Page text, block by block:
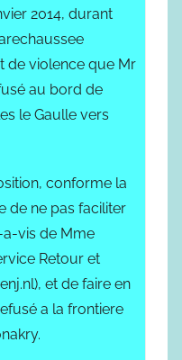
2014, durant
de violence que Mr
au bord de
le Gaulle vers
conforme la
de ne pas faciliter
vis de Mme
Retour et
et de faire en
a la frontiere